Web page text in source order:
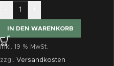
IN DEN WARENKORB
inkl. 19 % MwSt.
zzgl. Versandkosten